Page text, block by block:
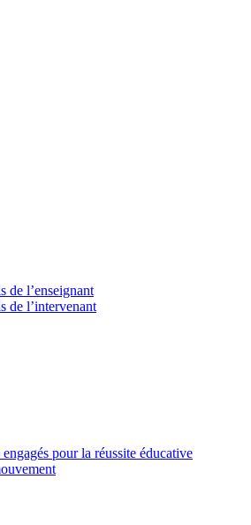
de l’enseignant
de l’intervenant
pour la réussite éducative